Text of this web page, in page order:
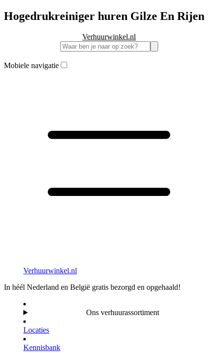
Hogedrukreiniger huren Gilze En Rijen
Verhuurwinkel.nl
Mobiele navigatie
Verhuurwinkel.nl
In héél Nederland en België gratis bezorgd en opgehaald!
Ons verhuurassortiment
Locaties
Kennisbank